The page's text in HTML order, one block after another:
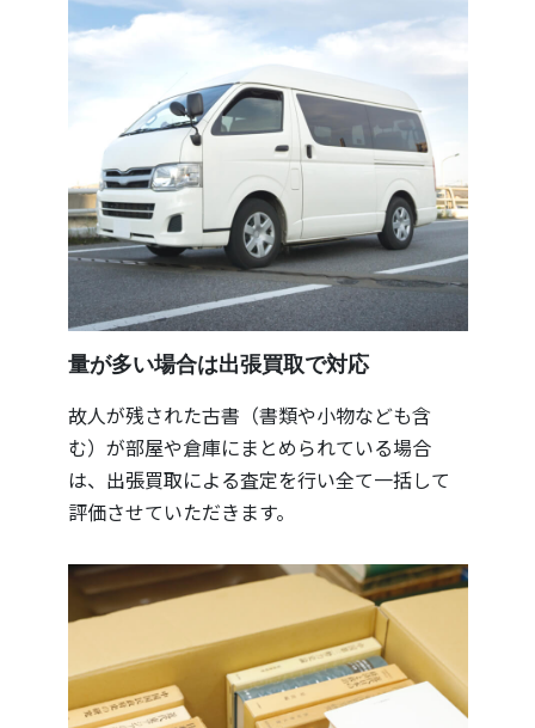
量が多い場合は出張買取で対応
故人が残された古書（書類や小物なども含
む）が部屋や倉庫にまとめられている場合
は、出張買取による査定を行い全て一括して
評価させていただきます。